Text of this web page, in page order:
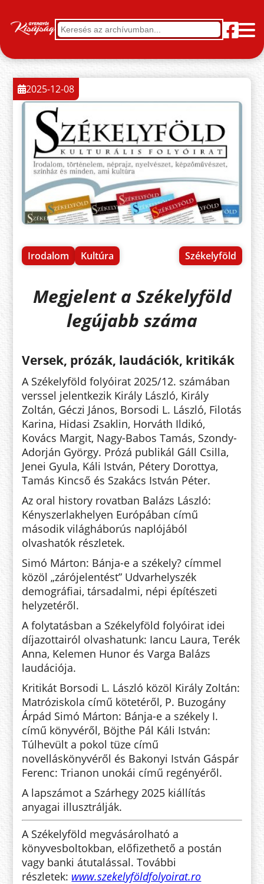
Irodalom Kultúra Székelyföld
2025-12-08
Megjelent a Székelyföld
legújabb száma
Versek, prózák, laudációk, kritikák
A Székelyföld folyóirat 2025/12. számában
verssel jelentkezik Király László, Király
Zoltán, Géczi János, Borsodi L. László, Filotás
Karina, Hidasi Zsaklin, Horváth Ildikó,
Kovács Margit, Nagy-Babos Tamás, Szondy-
Adorján György. Prózá publikál Gáll Csilla,
Jenei Gyula, Káli István, Pétery Dorottya,
Tamás Kincső és Szakács István Péter.
Az oral history rovatban Balázs László:
Kényszerlakhelyen Európában című
második világháborús naplójából
olvashatók részletek.
Simó Márton: Bánja-e a székely? címmel
közöl „zárójelentést” Udvarhelyszék
demográfiai, társadalmi, népi építészeti
helyzetéről.
A folytatásban a Székelyföld folyóirat idei
díjazottairól olvashatunk: Iancu Laura, Terék
Anna, Kelemen Hunor és Varga Balázs
laudációja.
Kritikát Borsodi L. László közöl Király Zoltán:
Matróziskola című kötetéről, P. Buzogány
Árpád Simó Márton: Bánja-e a székely I.
című könyvéről, Böjthe Pál Káli István:
Túlhevült a pokol tüze című
novelláskönyvéről és Bakonyi István Gáspár
Ferenc: Trianon unokái című regényéről.
Alapszámot a Szárhegy 2025 kiállítás
anyagai illusztrálják.
A Székelyföld megvásárolható a
könyvesboltokban, előfizethető a postán
vagy banki átutalással. További
részletek: www.szekelyföldfolyoirat.ro